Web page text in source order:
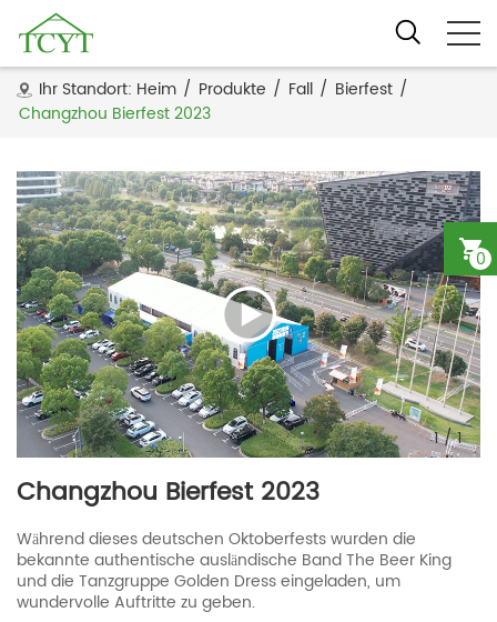
Ihr Standort: Heim / Produkte / Fall / Bierfest /
Changzhou Bierfest 2023
Changzhou Bierfest 2023
Während dieses deutschen Oktoberfests wurden die
bekannte authentische ausländische Band The Beer King
und die Tanzgruppe Golden Dress eingeladen, um
wundervolle Auftritte zu geben.
0
1/1